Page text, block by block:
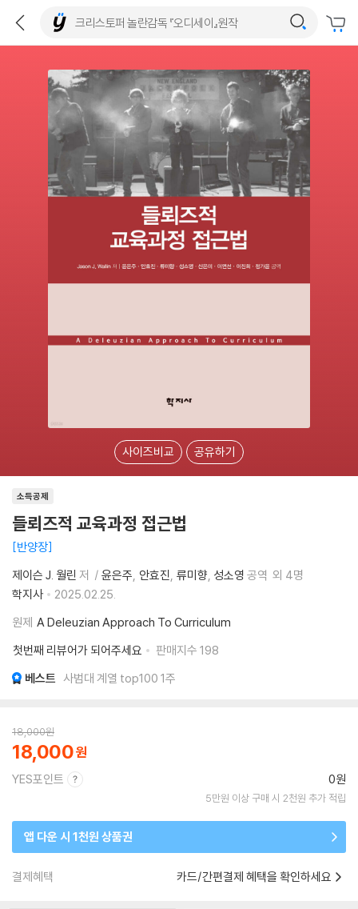
사이즈비교 공유하기
소득공제
들뢰즈적 교육과정 접근법
반양장
제이슨 J. 월린 저 윤은주 안효진 류미향 성소영 공역 외 4명
학지사
2025.02.25.
원제 A Deleuzian Approach To Curriculum
첫번째 리뷰어가 되어주세요
판매지수 198
베스트 사범대 계열 top100 1주
18,000원
18,000
YES포인트 0원
5만원 이상 구매 시 2천원 추가 적립
앱 다운 시 1천원 상품권
결제혜택 카드/간편결제 혜택을 확인하세요